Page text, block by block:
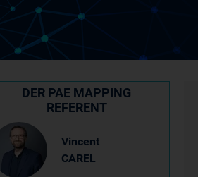
DER PAE MAPPING
REFERENT
Vincent
CAREL